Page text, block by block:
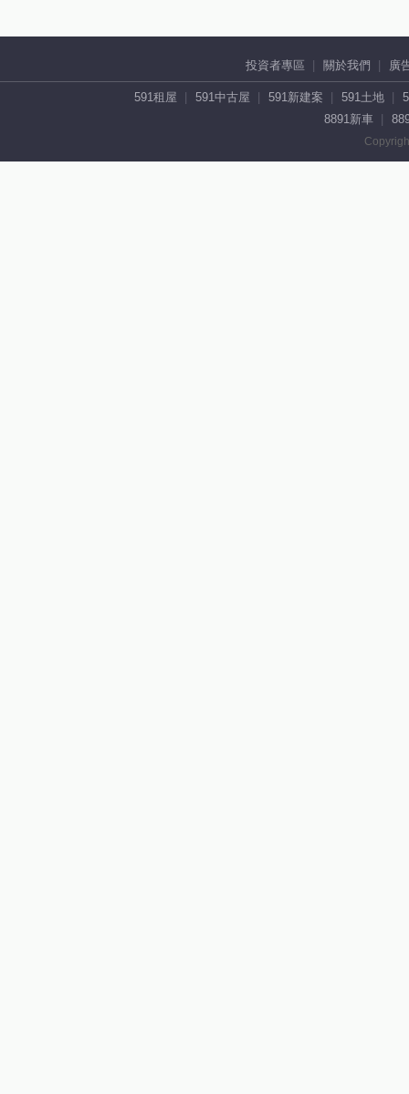
投資者專區 關於我們 廣
591租屋 591中古屋 591新建案 591土地
8891新車